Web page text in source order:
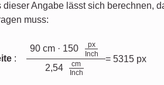
dieser Angabe lässt sich berechnen,
muss:
:
90 cm · 150
px
Inch
2,54
cm
Inch
= 5315 px